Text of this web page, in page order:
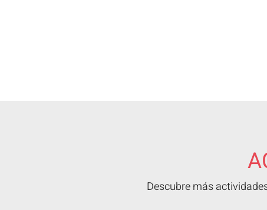
Descubre más